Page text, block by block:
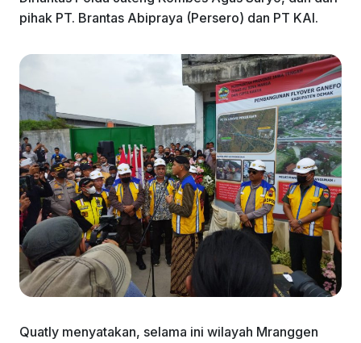
pihak PT. Brantas Abipraya (Persero) dan PT KAI.
Quatly menyatakan, selama ini wilayah Mranggen